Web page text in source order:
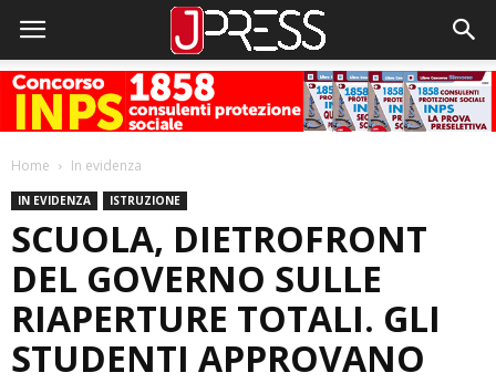
Home In evidenza
IN EVIDENZA ISTRUZIONE
SCUOLA, DIETROFRONT
DEL GOVERNO SULLE
RIAPERTURE TOTALI. GLI
STUDENTI APPROVANO